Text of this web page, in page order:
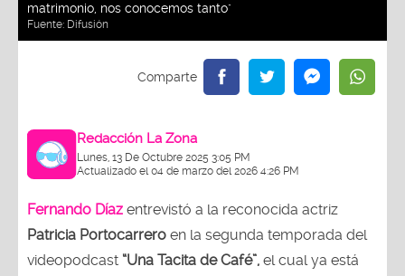
matrimonio, nos conocemos tanto"
Fuente: Difusión
Redacción La Zona
Lunes, 13 De Octubre 2025 3:05 PM
Actualizado el 04 de marzo del 2026 4:26 PM
Fernando Díaz entrevistó a la reconocida actriz
Patricia Portocarrero en la segunda temporada del
videopodcast “Una Tacita de Café”, el cual ya está